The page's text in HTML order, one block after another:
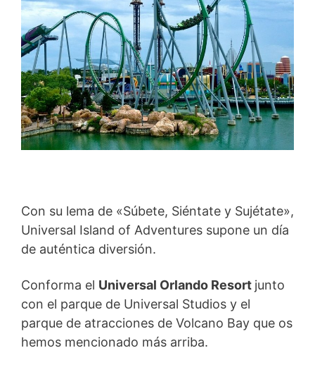
Con su lema de «Súbete, Siéntate y Sujétate»,
Universal Island of Adventures supone un día
de auténtica diversión.
Conforma el Universal Orlando Resort junto
con el parque de Universal Studios y el
parque de atracciones de Volcano Bay que os
hemos mencionado más arriba.